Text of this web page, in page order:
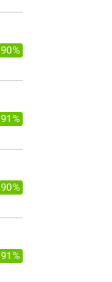
90%
91%
90%
91%